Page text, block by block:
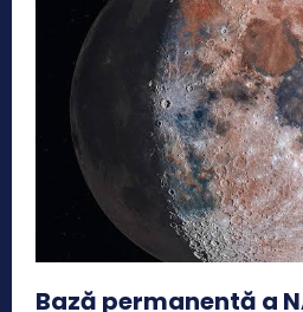
Bază permanentă a